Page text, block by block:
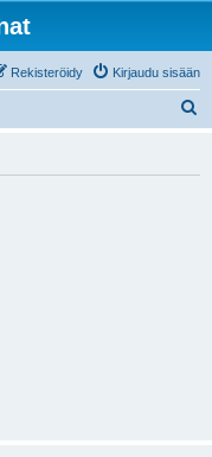
Kirjaudu sisään
Rekisteröidy